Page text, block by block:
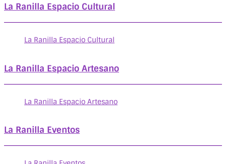
La Ranilla Espacio Cultural
La Ranilla Espacio Cultural
La Ranilla Espacio Artesano
La Ranilla Espacio Artesano
La Ranilla Eventos